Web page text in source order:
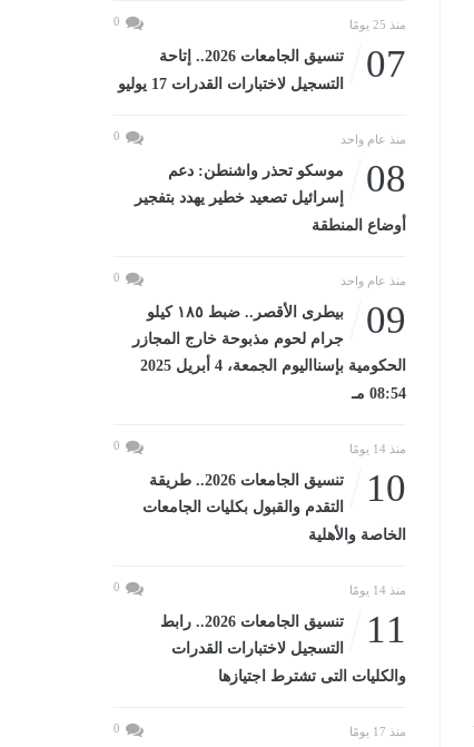
منذ 25 يومًا 0
07
تنسيق الجامعات 2026.. إتاحة
التسجيل لاختبارات القدرات 17 يوليو
منذ عام واحد 0
08
موسكو تحذر واشنطن: دعم
إسرائيل تصعيد خطير يهدد بتفجير
أوضاع المنطقة
منذ عام واحد 0
09
بيطرى الأقصر.. ضبط ١٨٥ كيلو
جرام لحوم مذبوحة خارج المجازر
الحكومية بإسنااليوم الجمعة، 4 أبريل 2025
08:54 مـ
منذ 14 يومًا 0
10
تنسيق الجامعات 2026.. طريقة
التقدم والقبول بكليات الجامعات
الخاصة والأهلية
منذ 14 يومًا 0
11
تنسيق الجامعات 2026.. رابط
التسجيل لاختبارات القدرات
والكليات التى تشترط اجتيازها
منذ 17 يومًا 0